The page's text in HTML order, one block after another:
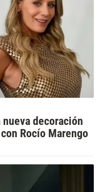
decoración
Rocío Marengo